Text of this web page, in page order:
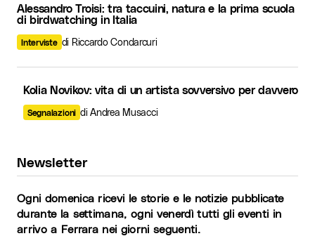
Alessandro Troisi: tra taccuini, natura e la prima scuola
di birdwatching in Italia
Interviste di Riccardo Condarcuri
Kolia Novikov: vita di un artista sovversivo per davvero
Segnalazioni di Andrea Musacci
Newsletter
Ogni domenica ricevi le storie e le notizie pubblicate
durante la settimana, ogni venerdì tutti gli eventi in
arrivo a Ferrara nei giorni seguenti.